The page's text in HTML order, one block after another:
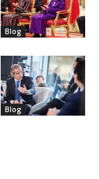
Blog
Blog